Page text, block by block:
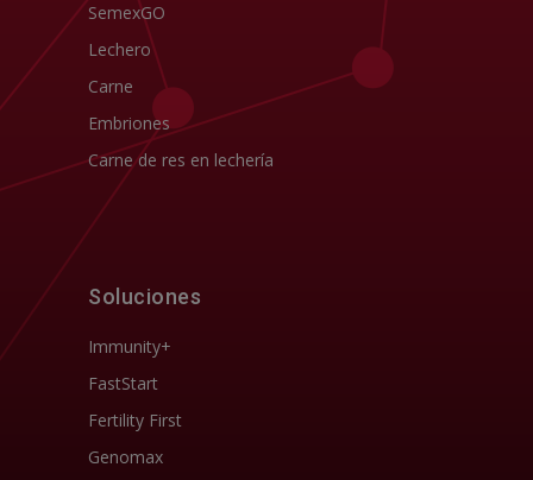
SemexGO
Lechero
Carne
Embriones
Carne de res en lechería
Soluciones
Immunity+
FastStart
Fertility First
Genomax